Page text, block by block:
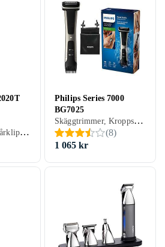
Skäggtrimmer, Hårklippare
Philips Series 7000
BG7025
Skäggtrimmer, Kroppshår, Hårklippare, Batteridrift, För våt och torr användning, Batterinivåindikator, Gummerad greppyta, Vattentålig, Stöd för snabbladdning, Vibrerande rakning (folie), Vattentät, Självslipande blad, Oljefri underhåll
(8)
1 065 kr